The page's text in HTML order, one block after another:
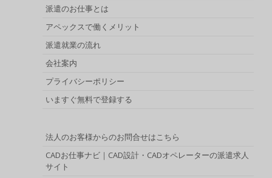
派遣のお仕事とは
アペックスで働くメリット
派遣就業の流れ
会社案内
プライバシーポリシー
いますぐ無料で登録する
法人のお客様からのお問合せはこちら
CADお仕事ナビ｜CAD設計・CADオペレーターの派遣求人
サイト